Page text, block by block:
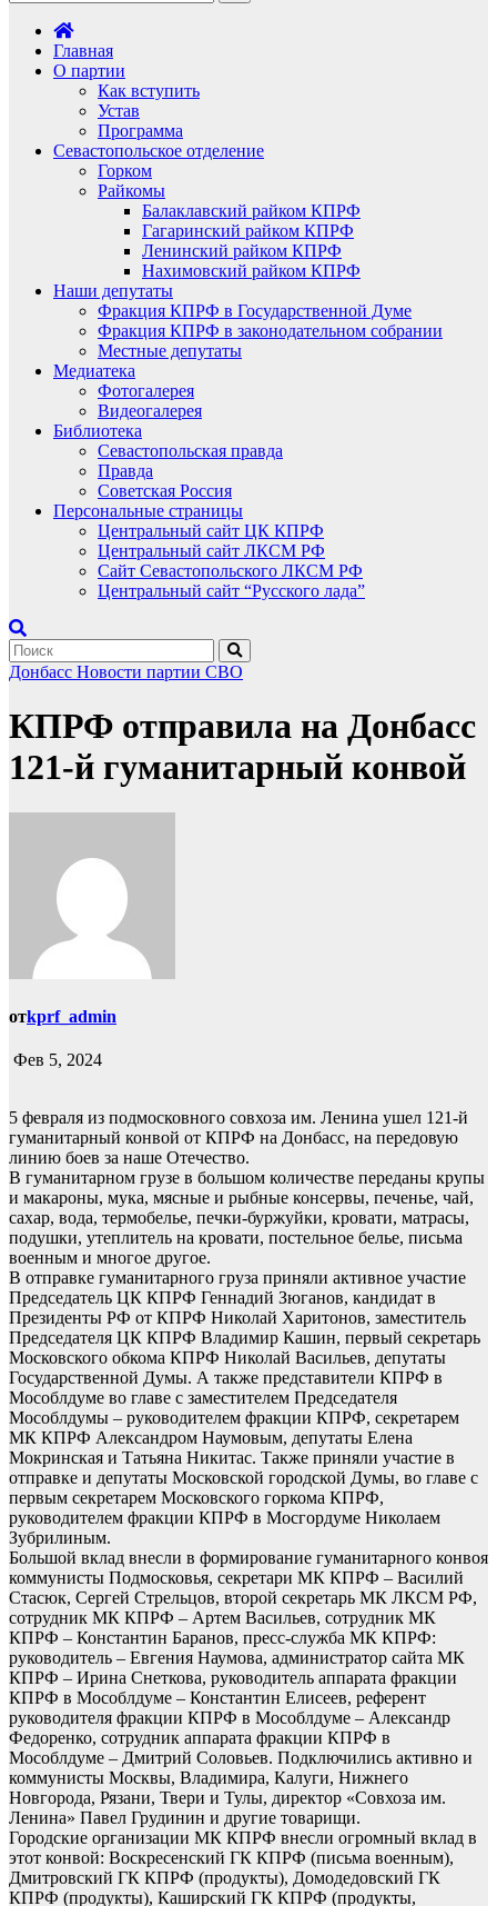
Главная
О партии
Как вступить
Устав
Программа
Севастопольское отделение
Горком
Райкомы
Балаклавский райком КПРФ
Гагаринский райком КПРФ
Ленинский райком КПРФ
Нахимовский райком КПРФ
Наши депутаты
Фракция КПРФ в Государственной Думе
Фракция КПРФ в законодательном собрании
Местные депутаты
Медиатека
Фотогалерея
Видеогалерея
Библиотека
Севастопольская правда
Правда
Советская Россия
Персональные страницы
Центральный сайт ЦК КПРФ
Центральный сайт ЛКСМ РФ
Сайт Севастопольского ЛКСМ РФ
Центральный сайт “Русского лада”
Донбасс Новости партии СВО
КПРФ отправила на Донбасс
121-й гуманитарный конвой
отkprf_admin
Фев 5, 2024
5 февраля из подмосковного совхоза им. Ленина ушел 121-й
гуманитарный конвой от КПРФ на Донбасс, на передовую
линию боев за наше Отечество.
В гуманитарном грузе в большом количестве переданы крупы
и макароны, мука, мясные и рыбные консервы, печенье, чай,
сахар, вода, термобелье, печки-буржуйки, кровати, матрасы,
подушки, утеплитель на кровати, постельное белье, письма
военным и многое другое.
В отправке гуманитарного груза приняли активное участие
Председатель ЦК КПРФ Геннадий Зюганов, кандидат в
Президенты РФ от КПРФ Николай Харитонов, заместитель
Председателя ЦК КПРФ Владимир Кашин, первый секретарь
Московского обкома КПРФ Николай Васильев, депутаты
Государственной Думы. А также представители КПРФ в
Мособлдуме во главе с заместителем Председателя
Мособлдумы – руководителем фракции КПРФ, секретарем
МК КПРФ Александром Наумовым, депутаты Елена
Мокринская и Татьяна Никитас. Также приняли участие в
отправке и депутаты Московской городской Думы, во главе с
первым секретарем Московского горкома КПРФ,
руководителем фракции КПРФ в Мосгордуме Николаем
Зубрилиным.
Большой вклад внесли в формирование гуманитарного конвоя
коммунисты Подмосковья, секретари МК КПРФ – Василий
Стасюк, Сергей Стрельцов, второй секретарь МК ЛКСМ РФ,
сотрудник МК КПРФ – Артем Васильев, сотрудник МК
КПРФ – Константин Баранов, пресс-служба МК КПРФ:
руководитель – Евгения Наумова, администратор сайта МК
КПРФ – Ирина Снеткова, руководитель аппарата фракции
КПРФ в Мособлдуме – Константин Елисеев, референт
руководителя фракции КПРФ в Мособлдуме – Александр
Федоренко, сотрудник аппарата фракции КПРФ в
Мособлдуме – Дмитрий Соловьев. Подключились активно и
коммунисты Москвы, Владимира, Калуги, Нижнего
Новгорода, Рязани, Твери и Тулы, директор «Совхоза им.
Ленина» Павел Грудинин и другие товарищи.
Городские организации МК КПРФ внесли огромный вклад в
этот конвой: Воскресенский ГК КПРФ (письма военным),
Дмитровский ГК КПРФ (продукты), Домодедовский ГК
КПРФ (продукты), Каширский ГК КПРФ (продукты,